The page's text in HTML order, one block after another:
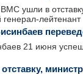
ушли в
лейтенант
21 июня